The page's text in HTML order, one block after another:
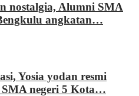
nostalgia, Alumni SMA
angkatan…
Yosia yodan resmi
negeri 5 Kota…